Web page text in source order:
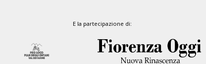
E la partecipazione di: